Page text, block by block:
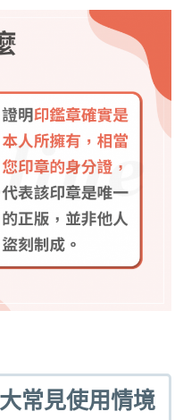
常見使用情境